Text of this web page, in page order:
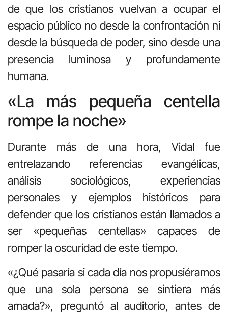
de que los cristianos vuelvan a ocupar el
espacio público no desde la confrontación ni
desde la búsqueda de poder, sino desde una
presencia luminosa y profundamente
humana.
«La más pequeña centella
rompe la noche»
Durante más de una hora, Vidal fue
entrelazando referencias evangélicas,
análisis sociológicos, experiencias
personales y ejemplos históricos para
defender que los cristianos están llamados a
ser «pequeñas centellas» capaces de
romper la oscuridad de este tiempo.
«¿Qué pasaría si cada día nos propusiéramos
que una sola persona se sintiera más
amada?», preguntó al auditorio, antes de